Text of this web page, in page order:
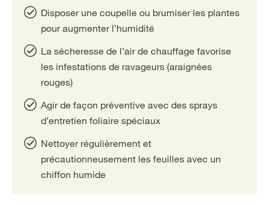
Disposer une coupelle ou brumiser les plantes
pour augmenter l’humidité
La sécheresse de l’air de chauffage favorise
les infestations de ravageurs (araignées
rouges)
Agir de façon préventive avec des sprays
d’entretien foliaire spéciaux
Nettoyer régulièrement et
précautionneusement les feuilles avec un
chiffon humide